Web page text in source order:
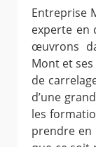
Entreprise
experte en
œuvrons
Mont et
de
d’une
les
prendre en